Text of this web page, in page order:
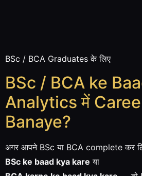
BSc / BCA Graduates के लिए
BSc / BCA ke
Analytics में
Banaye?
अगर आपने BSc या BCA complete कर
BSc ke baad kya kare या